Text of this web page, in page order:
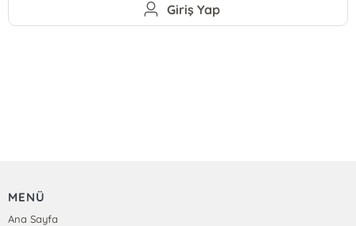
Giriş Yap
MENÜ
Ana Sayfa